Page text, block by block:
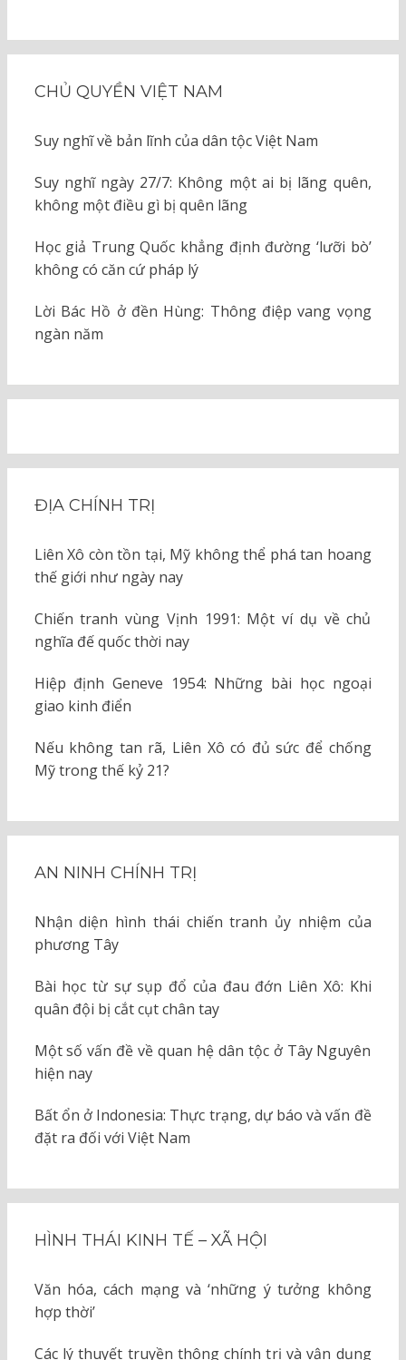
CHỦ QUYỀN VIỆT NAM
Suy nghĩ về bản lĩnh của dân tộc Việt Nam
Suy nghĩ ngày 27/7: Không một ai bị lãng quên,
không một điều gì bị quên lãng
Học giả Trung Quốc khẳng định đường ‘lưỡi bò’
không có căn cứ pháp lý
Lời Bác Hồ ở đền Hùng: Thông điệp vang vọng
ngàn năm
ĐỊA CHÍNH TRỊ
Liên Xô còn tồn tại, Mỹ không thể phá tan hoang
thế giới như ngày nay
Chiến tranh vùng Vịnh 1991: Một ví dụ về chủ
nghĩa đế quốc thời nay
Hiệp định Geneve 1954: Những bài học ngoại
giao kinh điển
Nếu không tan rã, Liên Xô có đủ sức để chống
Mỹ trong thế kỷ 21?
AN NINH CHÍNH TRỊ
Nhận diện hình thái chiến tranh ủy nhiệm của
phương Tây
Bài học từ sự sụp đổ của đau đớn Liên Xô: Khi
quân đội bị cắt cụt chân tay
Một số vấn đề về quan hệ dân tộc ở Tây Nguyên
hiện nay
Bất ổn ở Indonesia: Thực trạng, dự báo và vấn đề
đặt ra đối với Việt Nam
HÌNH THÁI KINH TẾ – XÃ HỘI
Văn hóa, cách mạng và ‘những ý tưởng không
hợp thời’
Các lý thuyết truyền thông chính trị và vận dụng